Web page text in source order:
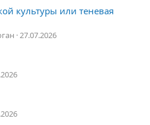
культуры или теневая
27.07.2026